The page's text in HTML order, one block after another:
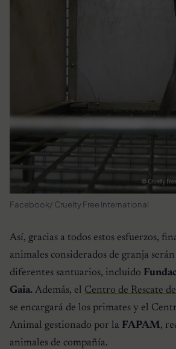
Facebook/ Cruelty Free International
Así, gracias a todos estos esfuerzos,
animales considerados de granja
diferentes santuarios, incluido
Gaia. Además, el Centro de Rescate
se encargará de los primates y el
Animal gestionado por la FAPAM,
animales de compañía.